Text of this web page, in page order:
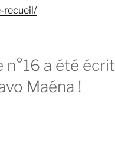
recueil/
n°16 a été écrit
Maéna !